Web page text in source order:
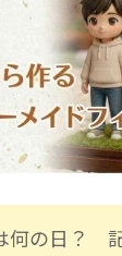
何の日？